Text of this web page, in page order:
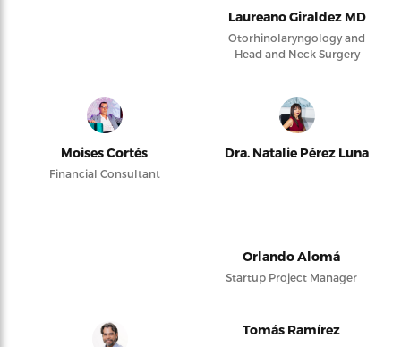
Laureano Giraldez MD
Otorhinolaryngology and
Head and Neck Surgery
Moises Cortés
Financial Consultant
Dra. Natalie Pérez Luna
Orlando Alomá
Startup Project Manager
Tomás Ramírez